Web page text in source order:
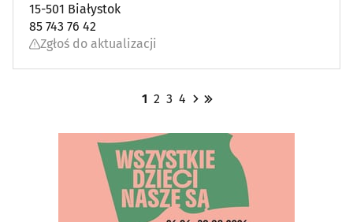
15-501 Białystok
85 743 76 42
Zgłoś do aktualizacji
1 2 3 4